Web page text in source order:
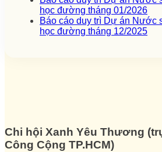
học đường tháng 01/2026
Báo cáo duy trì Dự án Nước
học đường tháng 12/2025
Chi hội Xanh Yêu Thương
Công Cộng TP.HCM)